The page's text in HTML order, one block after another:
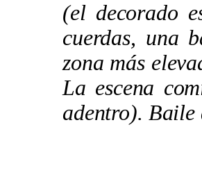
(el decorado
cuerdas, una
zona más
La escena
adentro). Baile